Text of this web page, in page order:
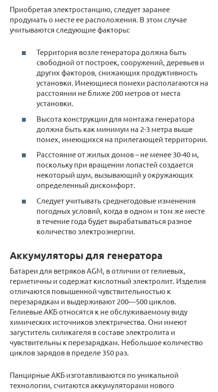
Приобретая электростанцию, следует заранее
продумать о месте ее расположения. В этом случае
учитываются следующие факторы:
Территория возле генератора должна быть
свободной от построек, сооружений, деревьев и
других факторов, снижающих продуктивность
установки. Имеющиеся помехи располагаются на
расстоянии не ближе 200 метров от места
установки.
Высота конструкции для монтажа генератора
должна быть как минимум на 2-3 метра выше
помех, имеющихся на прилегающей территории.
Расстояние от жилых домов – не менее 30-40 м,
поскольку при вращении лопастей создается
некоторый шум, вызывающий у окружающих
определенный дискомфорт.
Следует учитывать среднегодовые изменения
погодных условий, когда в одном и том же месте
в течение года будет вырабатываться разное
количество электроэнергии.
Аккумуляторы для генератора
Батареи для ветряков AGM, в отличии от гелиевых,
герметичны и содержат кислотный электролит. Изделия
отличаются повышенной чувствительностью к
перезарядкам и выдерживают 200—500 циклов.
Гелиевые АКБ относятся к не обслуживаемому виду
химических источников электричества. Они имеют
загуститель силикагеля в составе электролита и
чувствительны к перезарядкам. Небольшое количество
циклов зарядов в пределе 350 раз.
Панцирные АКБ изготавливаются по уникальной
технологии, считаются аккумуляторами нового